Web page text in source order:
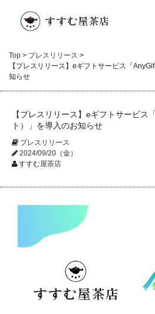
Top > プレスリリース >
【プレスリリース】eギフトサービス「
知らせ
【プレスリリース】eギフトサービス
ト）」を導入のお知らせ
プレスリリース
2024/09/20（金）
すすむ屋茶店